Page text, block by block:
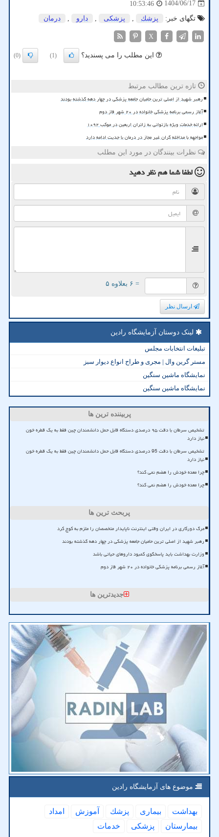
1404/06/17
10:53:46
تگهای خبر:
پزشك , پزشكی , دارو , درمان
X
این مطلب را می پسندید؟ (1)
(0)
تازه ترین مطالب مرتبط
رهبر شهید از اصلی ترین حامیان جامعه پزشکی در چهار دهه گذشته بودند
آغاز رسمی برنامه پزشکی خانواده در ۲۰ شهر فاز دوم
ارائه خدمات ویژه بازتوانی به زائران اربعین در موکب ۱۰۹۲
مواجهه با مداخله گران غیر مجاز در درمان با جدیت ادامه دارد
نظرات بینندگان در مورد این مطلب
لطفا شما همنظر دهید
= ۶ بعلاوه ۵
ارسال نظر
لینک دوستان آزمایشگاه رادین
تبلیغات انتخابات مجلس
مستر گرین وال | مجری و طراح انواع دیوار سبز
نمایشگاه ماشین سنگین
نمایشگاه ماشین سنگین
پربیننده ترین ها
تشخیص سرطان با دقت ۹۵ درصدی دستگاه قابل حمل دانشمندان چین فقط به یک قطره خون
نیاز دارد
تشخیص سرطان با دقت 95 درصدی دستگاه قابل حمل دانشمندان چین فقط به یک قطره خون
نیاز دارد
چرا معده خودش را هضم نمی کند؟
چرا معده خودش را هضم نمی کند؟
پربحث ترین ها
مرگ دورکاری در ایران وقتی اینترنت ناپایدار متخصصان را ملزم به کوچ کرد
رهبر شهید از اصلی ترین حامیان جامعه پزشکی در چهار دهه گذشته بودند
وزارت بهداشت باید پاسخگوی کمبود داروهای حیاتی باشد
آغاز رسمی برنامه پزشکی خانواده در ۲۰ شهر فاز دوم
جدیدترین ها
موضوع های آزمایشگاه رادین
بهداشت بیماری پزشك آموزش
امداد
بیمارستان
پزشكی خدمات